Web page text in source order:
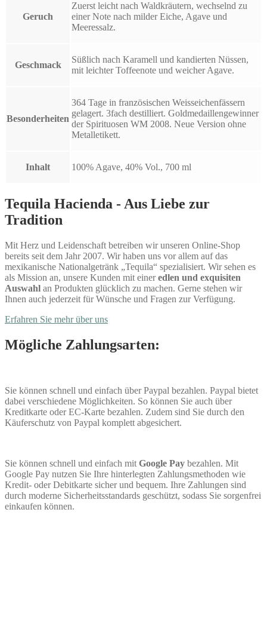
Geruch
Zuerst leicht nach Waldkräutern, wechselnd zu
einer Note nach milder Eiche, Agave und
Meeressalz.
Geschmack
Süßlich nach Karamell und kandierten Nüssen,
mit leichter Toffeenote und weicher Agave.
Besonderheiten
364 Tage in französischen Weisseichenfässern
gelagert. 3fach destilliert. Goldmedaillengewinner
der Spirituosen WM 2008. Neue Version ohne
Metalletikett.
Inhalt 100% Agave, 40% Vol., 700 ml
Tequila Hacienda - Aus Liebe zur
Tradition
Mit Herz und Leidenschaft betreiben wir unseren Online-Shop
bereits seit dem Jahr 2007. Wir haben uns vor allem auf das
mexikanische Nationalgetränk „Tequila“ spezialisiert. Wir sehen es
als Mission an, unsere Kunden mit eineredlen und exquisiten
Auswahl an Produkten glücklich zu machen. Gerne stehen wir
Ihnen auch jederzeit für Wünsche und Fragen zur Verfügung.
Erfahren Sie mehr über uns
Mögliche Zahlungsarten:
Sie können schnell und einfach über Paypal bezahlen. Paypal bietet
dabei verschiedene Möglichkeiten. So können Sie auch über
Kreditkarte oder EC-Karte bezahlen. Zudem sind Sie durch den
Käuferschutz von Paypal komplett abgesichert.
Sie können schnell und einfach mit Google Pay bezahlen. Mit
Google Pay nutzen Sie Ihre hinterlegten Zahlungsmethoden wie
Kredit- oder Debitkarte sicher und bequem. Ihre Zahlungen sind
durch moderne Sicherheitsstandards geschützt, sodass Sie sorgenfrei
einkaufen können.